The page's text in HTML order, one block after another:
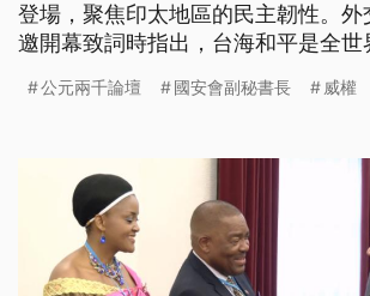
登場，聚焦印太地區的民主韌性。外
邀開幕致詞時指出，台海和平是全世
日本外務大臣茂木敏充昨（26）日在
公元兩千論壇 國安會副秘書長 威權